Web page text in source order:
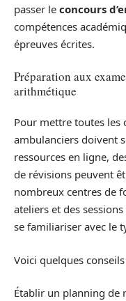
passer le concours
compétences
épreuves écrites.
Préparation aux
arithmétique
Pour mettre toutes les
ambulanciers doivent
ressources en ligne,
de révisions peuvent
nombreux centres de
ateliers et des
se familiariser avec le
Voici quelques
Établir un planning de